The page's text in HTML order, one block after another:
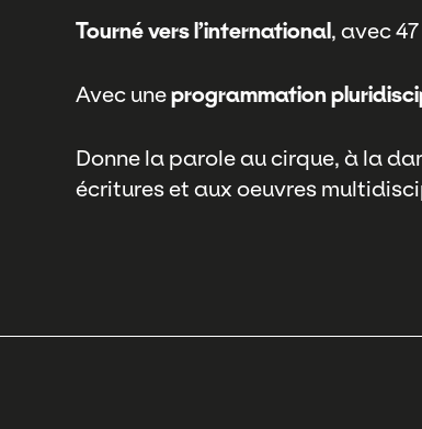
Tourné vers l’international , avec
Avec uneprogrammation
Donne la parole au cirque, à la
écritures et aux oeuvres